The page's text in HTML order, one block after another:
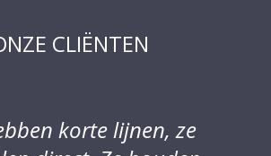
CLIËNTEN
korte lijnen, ze